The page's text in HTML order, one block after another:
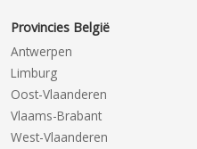
Provincies België
Antwerpen
Limburg
Oost-Vlaanderen
Vlaams-Brabant
West-Vlaanderen